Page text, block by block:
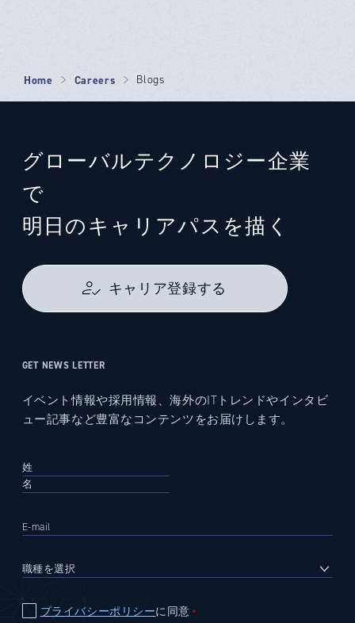
Home Careers Blogs
グローバルテクノロジー企業
で
明日のキャリアパスを描く
キャリア登録する
GET NEWS LETTER
イベント情報や採用情報、海外のITトレンドやインタビ
ュー記事など豊富なコンテンツをお届けします。
プライバシーポリシーに同意 ＊